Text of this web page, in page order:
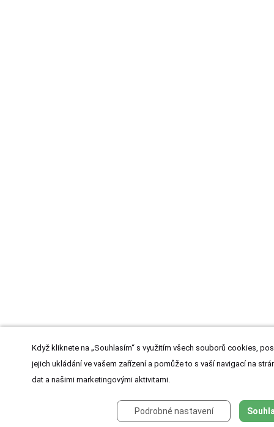
Když kliknete na „Souhlasím“ s využitím všech souborů cookies,
jejich ukládání ve vašem zařízení a pomůže to s vaší navigací na
dat a našimi marketingovými aktivitami.
Podrobné nastavení